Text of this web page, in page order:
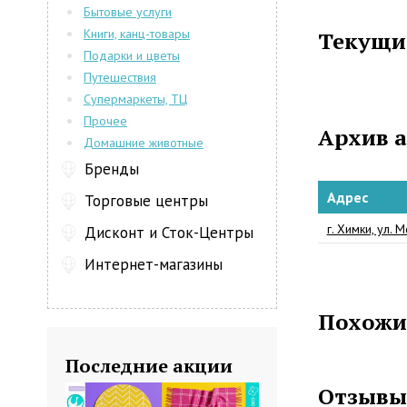
Архив
Адрес
г. Химки, ул.
Отзывы
Бытовые услуги
Книги, канц-товары
Подарки и цветы
Путешествия
Супермаркеты, ТЦ
Прочее
Домашние животные
Бренды
Торговые центры
Дисконт и Сток-Центры
Интернет-магазины
Последние акции